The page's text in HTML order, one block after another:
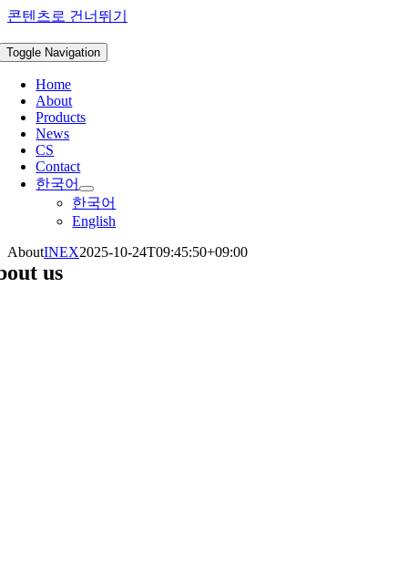
콘텐츠로 건너뛰기
Toggle Navigation
Home
About
Products
News
CS
Contact
한국어
한국어
English
AboutINEX2025-10-24T09:45:50+09:00
us